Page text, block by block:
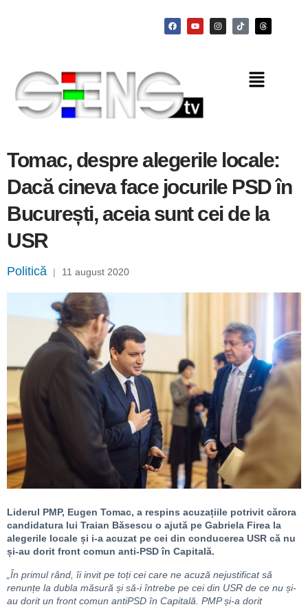
Tomac, despre alegerile locale:
Dacă cineva face jocurile PSD în
București, aceia sunt cei de la
USR
Politică | 11 august 2020
Liderul PMP, Eugen Tomac, a respins acuzațiile potrivit cărora
candidatura lui Traian Băsescu o ajută pe Gabriela Firea la
alegerile locale și i-a acuzat pe cei din conducerea USR că nu
și-au dorit front comun anti-PSD în Capitală.
„În primul rând, îi invit pe toți cei care ne acuză nejustificat să
renunțe la dubla măsură și să-i întrebe pe cei din USR de ce nu și-
au dorit un front comun antiPSD în Capitală. PMP și-a dorit